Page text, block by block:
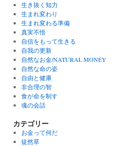
生き抜く知力
生まれ変わり
生まれ変わる準備
真実不悟
自信をもって生きる
自我の更新
自然なお金/NATURAL MONEY
自然な命の姿
自由と健康
非合理の智
食が命を制す
魂の会話
カテゴリー
お金って何だ
徒然草